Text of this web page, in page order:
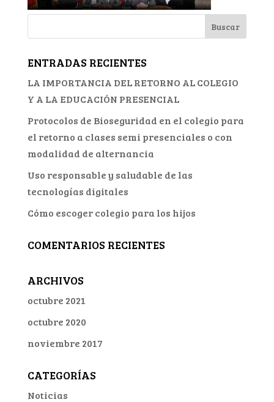
ENTRADAS RECIENTES
LA IMPORTANCIA DEL RETORNO AL COLEGIO
Y A LA EDUCACIÓN PRESENCIAL
Protocolos de Bioseguridad en el colegio para
el retorno a clases semi presenciales o con
modalidad de alternancia
Uso responsable y saludable de las
tecnologías digitales
Cómo escoger colegio para los hijos
COMENTARIOS RECIENTES
ARCHIVOS
octubre 2021
octubre 2020
noviembre 2017
CATEGORÍAS
Noticias